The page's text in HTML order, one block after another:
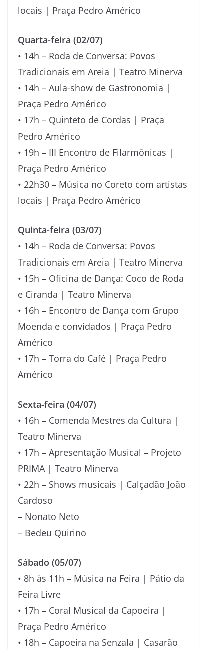
locais | Praça Pedro Américo
Quarta-feira (02/07)
• 14h – Roda de Conversa: Povos
Tradicionais em Areia | Teatro Minerva
• 14h – Aula-show de Gastronomia |
Praça Pedro Américo
• 17h – Quinteto de Cordas | Praça
Pedro Américo
• 19h – III Encontro de Filarmônicas |
Praça Pedro Américo
• 22h30 – Música no Coreto com artistas
locais | Praça Pedro Américo
Quinta-feira (03/07)
• 14h – Roda de Conversa: Povos
Tradicionais em Areia | Teatro Minerva
• 15h – Oficina de Dança: Coco de Roda
e Ciranda | Teatro Minerva
• 16h – Encontro de Dança com Grupo
Moenda e convidados | Praça Pedro
Américo
• 17h – Torra do Café | Praça Pedro
Américo
Sexta-feira (04/07)
• 16h – Comenda Mestres da Cultura |
Teatro Minerva
• 17h – Apresentação Musical – Projeto
PRIMA | Teatro Minerva
• 22h – Shows musicais | Calçadão João
Cardoso
– Nonato Neto
– Bedeu Quirino
Sábado (05/07)
• 8h às 11h – Música na Feira | Pátio da
Feira Livre
• 17h – Coral Musical da Capoeira |
Praça Pedro Américo
• 18h – Capoeira na Senzala | Casarão